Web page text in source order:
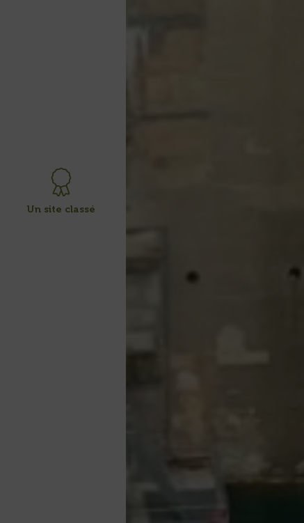
Un site classé